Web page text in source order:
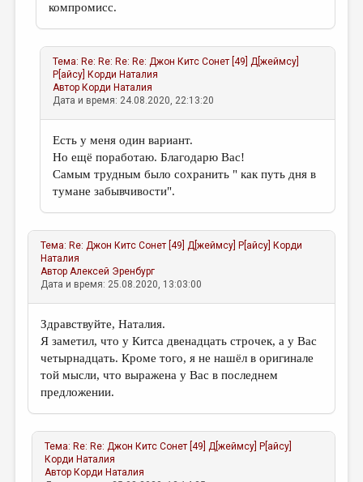
компромисс.
Тема: Re: Re: Re: Re: Джон Китс Сонет [49] Д[жеймсу]
P[айсу] Корди Наталия
Автор Корди Наталия
Дата и время: 24.08.2020, 22:13:20
Есть у меня один вариант.
Но ещё поработаю. Благодарю Вас!
Самым трудным было сохранить " как путь дня в
тумане забывчивости".
Тема: Re: Джон Китс Сонет [49] Д[жеймсу] P[айсу] Корди
Наталия
АвторАлексей Эренбург
Дата и время: 25.08.2020, 13:03:00
Здравствуйте, Наталия.
Я заметил, что у Китса двенадцать строчек, а у Вас
четырнадцать. Кроме того, я не нашёл в оригинале
той мысли, что выражена у Вас в последнем
предложении.
Тема: Re: Re: Джон Китс Сонет [49] Д[жеймсу] P[айсу]
Корди Наталия
Автор Корди Наталия